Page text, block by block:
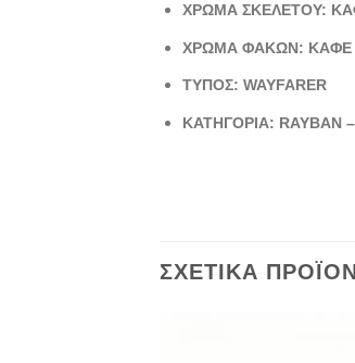
ΧΡΩΜΑ ΣΚΕΛΕΤΟΥ:
ΧΡΩΜΑ ΦΑΚΩΝ: ΚΑΦΕ
ΤΥΠΟΣ: WAYFARER
ΚΑΤΗΓΟΡΙΑ: RAYBAN
ΣΧΕΤΙΚΆ